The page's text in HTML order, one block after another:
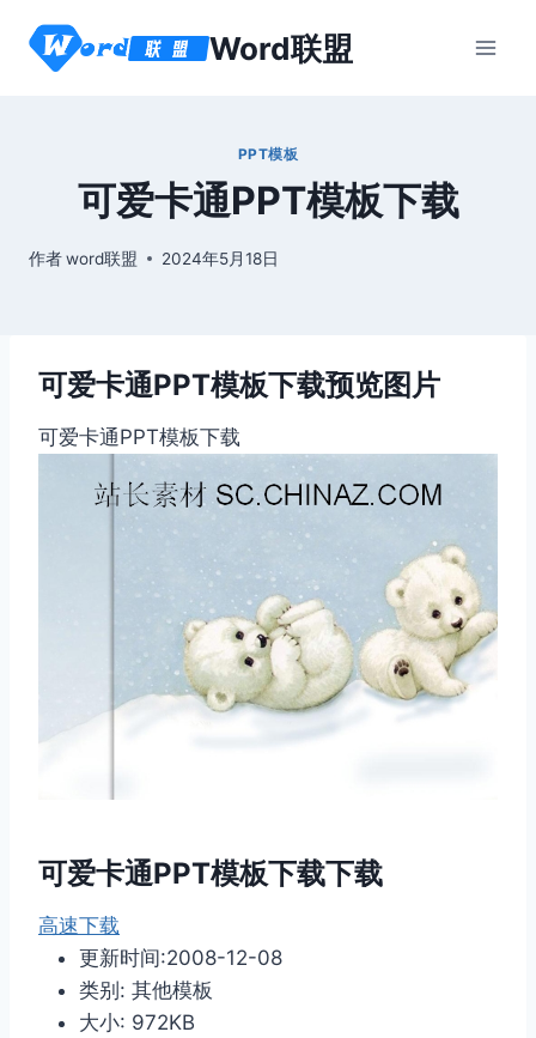
Word联盟
PPT模板
可爱卡通PPT模板下载
作者word联盟 2024年5月18日
可爱卡通PPT模板下载预览图片
可爱卡通PPT模板下载
可爱卡通PPT模板下载下载
高速下载
更新时间:2008-12-08
类别: 其他模板
大小: 972KB